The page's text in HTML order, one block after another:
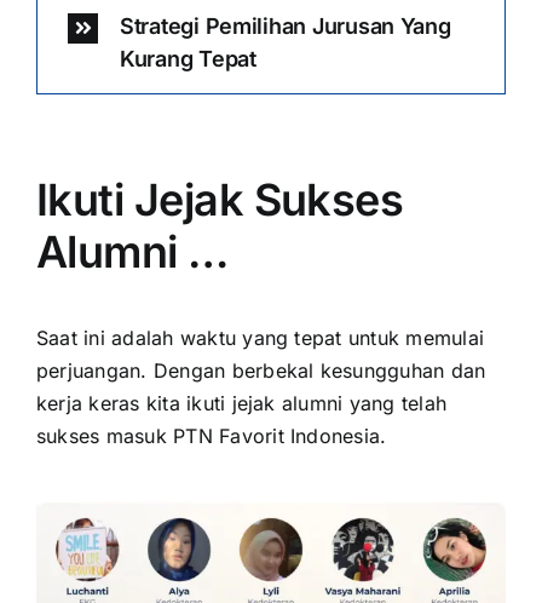
Strategi Pemilihan Jurusan Yang
Kurang Tepat
Ikuti Jejak Sukses
Alumni …
Saat ini adalah waktu yang tepat untuk memulai
perjuangan. Dengan berbekal kesungguhan dan
kerja keras kita ikuti jejak alumni yang telah
sukses masuk PTN Favorit Indonesia.